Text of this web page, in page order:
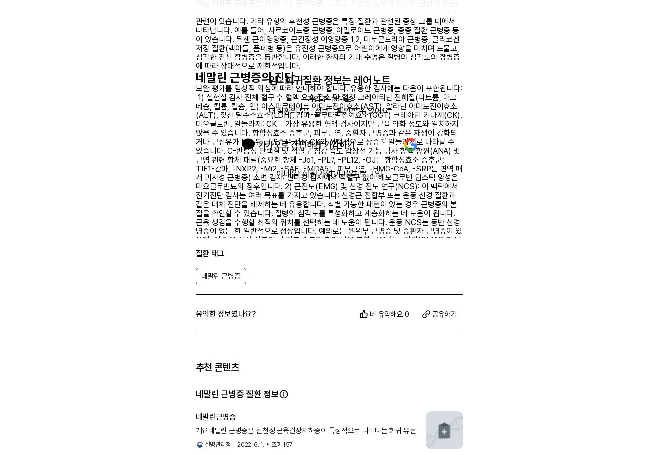
관련이 있습니다. 기타 유형의 후천성 근병증은 특정 질환과 관련된 증상 그룹 내에서
나타납니다. 예를 들어, 사르코이드증 근병증, 아밀로이드 근병증, 중증 질환 근병증 등
이 있습니다. 뒤센 근이영양증, 근긴장성 이영양증 1,2, 미토콘드리아 근병증, 글리코겐
저장 질환(맥아들, 폼페병 등)은 유전성 근병증으로 어린이에게 영향을 미치며 드물고,
심각한 전신 합병증을 동반합니다. 이러한 환자의 기대 수명은 질병의 심각도와 합병증
에 따라 상대적으로 제한적입니다.
네말린 근병증의 진단
보완 평가를 임상적 의심에 따라 안내해야 합니다. 유용한 검사에는 다음이 포함됩니다:
1) 실험실 검사 전체 혈구 수 혈액 요소 질소 및 혈청 크레아티닌 전해질(나트륨, 마그
네슘, 칼륨, 칼슘, 인) 아스파르테이트 아미노전이효소(AST), 알라닌 아미노전이효소
(ALT), 젖산 탈수소효소(LDH), 감마-글루타밀전이효소(GGT) 크레아틴 키나제(CK),
미오글로빈, 알돌라제: CK는 가장 유용한 혈액 검사이지만 근육 약화 정도와 일치하지
않을 수 있습니다. 항합성효소 증후군, 피부근염, 중환자 근병증과 같은 재생이 강화되
거나 근섬유가 보존된 근병증은 정상 CK와 선택적으로 상승된 알돌라제로 나타날 수
있습니다. C-반응성 단백질 및 적혈구 침강 속도 갑상선 기능 검사 항핵 항원(ANA) 및
근염 관련 항체 패널(중요한 항체 -Jo1, -PL7, -PL12, -OJ는 항합성효소 증후군;
TIF1-감마, -NXP2, -Mi2, -SAE, -MDA5는 피부근염, -HMG-CoA, -SRP는 면역 매
개 괴사성 근병증) 소변 검사: 현미경 검사에서 적혈구 없이 헤모글로빈 딥스틱 양성은
미오글로빈뇨의 징후입니다. 2) 근전도(EMG) 및 신경 전도 연구(NCS): 이 맥락에서
전기진단 검사는 여러 목표를 가지고 있습니다: 신경근 접합부 또는 운동 신경 질환과
같은 대체 진단을 배제하는 데 유용합니다. 식별 가능한 패턴이 있는 경우 근병증의 본
질을 확인할 수 있습니다. 질병의 심각도를 특성화하고 계층화하는 데 도움이 됩니다.
근육 생검을 수행할 최적의 위치를 선택하는 데 도움이 됩니다. 운동 NCS는 동반 신경
병증이 없는 한 일반적으로 정상입니다. 예외로는 원위부 근병증 및 중환자 근병증이 있
으며, 이 경우 정상 잠복기 및 전도 속도와 함께 낮은 복합 근육 활동 전위(CMAP)가 나
타납니다. 감각 NCS는 정상 범위 내에 있습니다. 포괄성 체내 근염은 감각 이상을 일으
킬 수 있는 예외입니다. 바늘 EMG는 근병증에 가장 민감한 검사입니다. 근긴장 방전 및
근육막 과민성(삽입 활동 증가, 섬유화 전위 및 양성 예리파)의 존재는 괴사성 근병증
(염증성 또는 독성), 근긴장성 이영양증 및 일부 대사성 및 선천성 근병증에서 일반적으
로 나타나기 때문에 감별 진단을 좁히는 데 도움이 됩니다. 채널병의 특수한 경우에는
반복 자극 및 운동과의 상관관계가 필요할 수 있습니다. 복잡한 반복 방전 및 삽입 활동
검사가 정상일 수 있습니다. 참고로, 근병증 질환에 대한 강한 의심이 있는 경우(예: 높
은 CK 또는 양성 가족력이 있는 임상적 특징이 있는 경우) 전기진단 검사가 항상 필요
의 존재 근병증 패턴 근섬유 크기의 둥글기 및 변이 내부 핵, 섬유 위축, 퇴행 및 재생 근
섬유 지방 대체 신경병증 패턴 신경 이탈 및 재신경화의 증거 작고 위축된 각진 섬유 및
상(MRI): 근육 조직 내 신호 강도 증가 근육 괴사, 퇴행 및/또는 염증을 볼 수 있습니다
만성 근육 손상의 지표인 지방 대체를 볼 수 있습니다 소견은 근육 생검을 위한 부위 선
택을 안내하는 데 도움이 될 수 있습니다 MRI는 소아 인구에서 덜 침습적인 평가 도구
를 제공합니다
네말린 근병증의 치료 및 관리
치료 / 관리 네말린 근병증의 치료는 일반적으로 근육 질환의 원인에 따라 운동, 물리 및
작업 치료, 영양 및 식이 요법, 유전자 분석 및 상담을 포함한 지지적입니다. 유전성 근이
암 · 희귀질환 정보는 레어노트
가입 한 번으로
내 질환의 모든 정보를 확인할 수 있어요!
카카오로 간편하게 가입하기
이메일 회원가입이메일 로그인
질환 태그
네말린 근병증
유익한 정보였나요? 네 유익해요 0 공유하기
추천 콘텐츠
네말린 근병증 질환 정보
네말린근병증
개요네말린 근병증은 선천성 근육긴장저하증이 특징적으로 나타나는 희귀 유전
신경근육계 질환입니다. 영향을 받은 부위의 근육 조직을 검사해 보면 소
질병관리청 2022. 6. 1. 조회 157